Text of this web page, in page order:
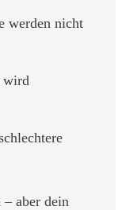
werden nicht
wird
aber dein